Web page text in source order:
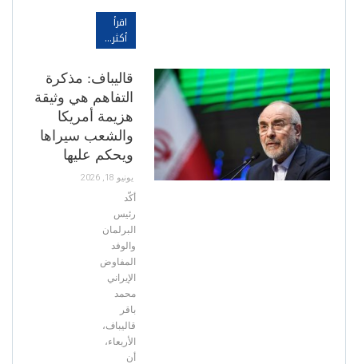
اقرأ
أكثر...
قاليباف: مذكرة
التفاهم هي وثيقة
هزيمة أمريكا
والشعب سيراها
ويحكم عليها
يونيو 18, 2026
أكّد
رئيس
البرلمان
والوفد
المفاوض
الإيراني
محمد
باقر
قاليباف،
الأربعاء،
أن